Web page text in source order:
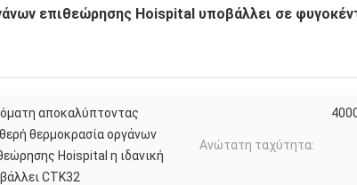
επιθεώρησης Hoispital υποβάλλει σε
αποκαλύπτοντας
θερμοκρασία οργάνων
Hoispital η ιδανική
CTK32
Ανώτατη ταχύτητα: